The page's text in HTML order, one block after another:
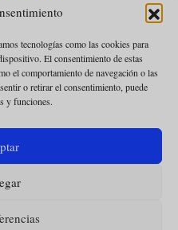
tecnologías como las cookies para
El consentimiento de estas
el comportamiento de navegación o las
o retirar el consentimiento, puede
y funciones.
COLABORACIÓN